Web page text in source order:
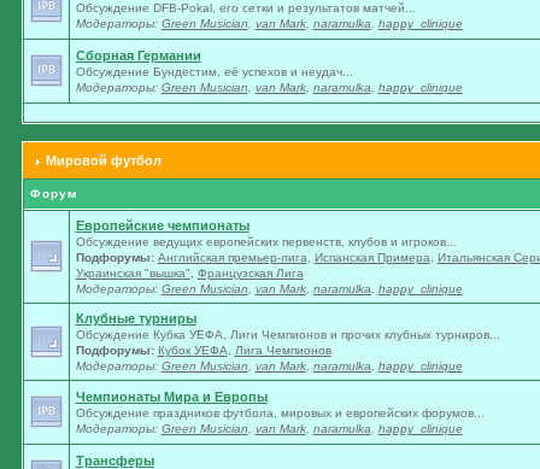
Обсуждение DFB-Pokal, его сетки и результатов матчей...
Модераторы: Green Musician van Mark, naramulka happy_clinique
Сборная Германии
Обсуждение Бундестим, её успехов и неудач...
Модераторы: Green Musician van Mark, naramulka happy_clinique
Мировой футбол
Форум
Европейские чемпионаты
Обсуждение ведущих европейских первенств, клубов и игроков...
Подфорумы: Английская премьер-лига Испанская Примера
Итальянская
Украинская "вышка"
Французская Лига
Модераторы: Green Musician van Mark, naramulka happy_clinique
Клубные турниры
Обсуждение Кубка УЕФА, Лиги Чемпионов и прочих клубных турниров...
Подфорумы: Кубок УЕФА
Лига Чемпионов
Модераторы: Green Musician van Mark, naramulka happy_clinique
Чемпионаты Мира и Европы
Обсуждение праздников футбола, мировых и европейских форумов...
Модераторы: Green Musician van Mark, naramulka happy_clinique
Трансферы